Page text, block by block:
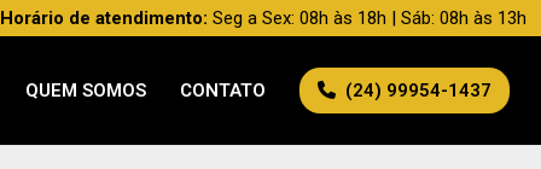
Horário de atendimento: Seg a Sex: 08h às 18h | Sáb: 08h às 13h
QUEM SOMOS CONTATO (24) 99954-1437